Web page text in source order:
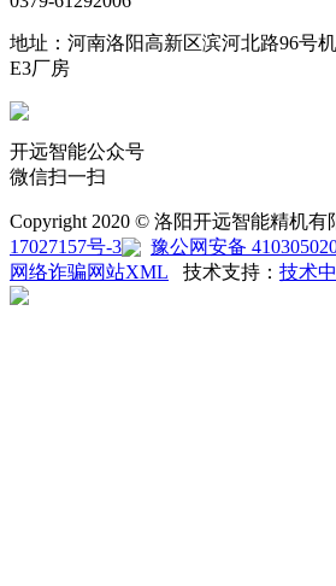
地址：河南洛阳高新区滨河北路96号
E3厂房
开远智能公众号
微信扫一扫
Copyright 2020 © 洛阳开远智能精机有
17027157号-3
豫公网安备
网络诈骗网站XML 技术支持： 技术